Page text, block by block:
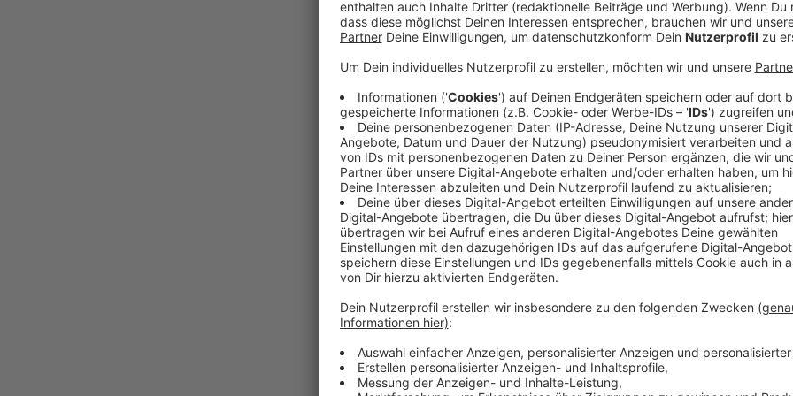
Anzeige
Brandstiftung in alter Flüchtlingsunterkunft?
Nach dem Feuer in einer ehemaligen
verdichten sich die Hinweise auf Brandstiftung.
der leerstehenden Unterkunft an der Bertha-Benz-
einen technischen Defekt als Auslöser des Feuers
lassen. Dass der Brand in der alten
damit als sehr wahrscheinlich. Jetzt hoffen die
Nachbarschaft.